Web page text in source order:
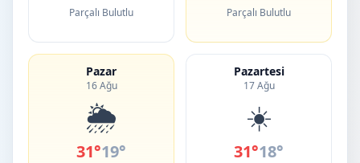
Parçalı Bulutlu Parçalı Bulutlu
Pazar
16 Ağu
🌦️
31°19°
Pazartesi
17 Ağu
☀️
31°18°